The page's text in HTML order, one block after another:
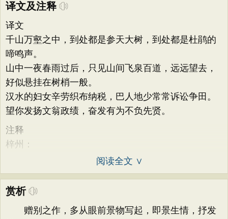
译文及注释
译文
千山万壑之中，到处都是参天大树，到处都是杜鹃的
啼鸣声。
山中一夜春雨过后，只见山间飞泉百道，远远望去，
好似悬挂在树梢一般。
汉水的妇女辛劳织布纳税，巴人地少常常诉讼争田。
望你发扬文翁政绩，奋发有为不负先贤。
注释
梓州：
阅读全文 ∨
赏析
赠别之作，多从眼前景物写起，即景生情，抒发